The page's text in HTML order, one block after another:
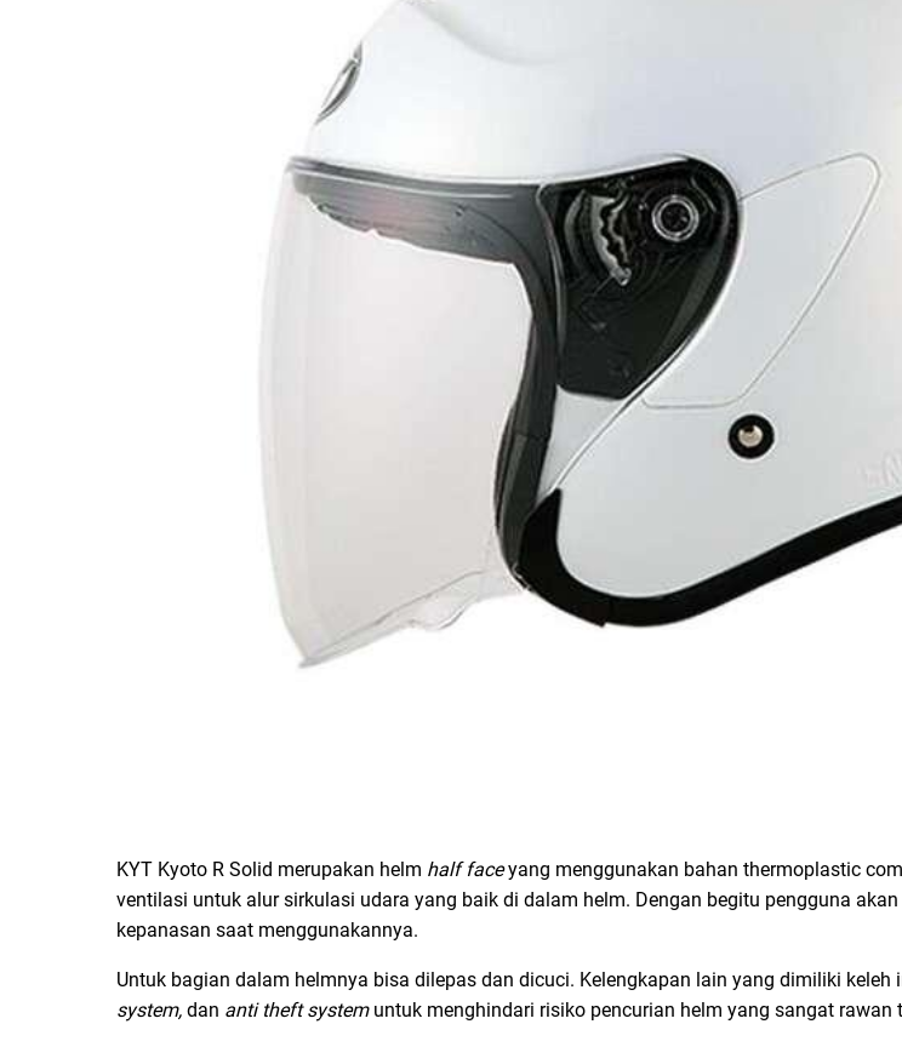
KYT Kyoto R Solid merupakan helm half faceyang menggunakan bahan thermoplastic
ventilasi untuk alur sirkulasi udara yang baik di dalam helm. Dengan begitu pengguna
kepanasan saat menggunakannya.
Untuk bagian dalam helmnya bisa dilepas dan dicuci. Kelengkapan lain yang dimiliki keleh
system, dan anti theft systemuntuk menghindari risiko pencurian helm yang sangat rawan